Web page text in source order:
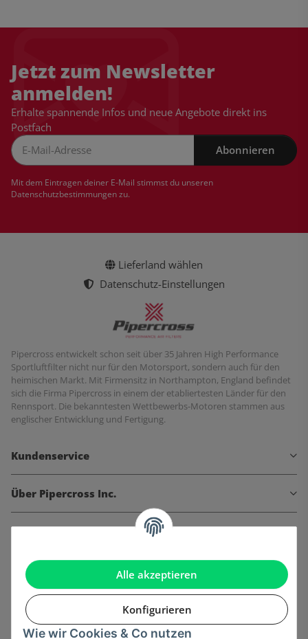
Alle akzeptieren
Konfigurieren
Wie wir Cookies & Co nutzen
Jetzt zum Newsletter
anmelden!
Erhalte spannende Infos und neue Angebote direkt ins
Postfach
Abonnieren
Mit dem Eintragen deiner E-Mail stimmst du unseren
Datenschutzbestimmungenzu.
Lieferland wählen
Datenschutz-Einstellungen
Pipercross entwickelt schon seit über 35 Jahren High Performance
Sportluftfilter nicht nur für den Motorsport, sondern auch für den
heimischen Markt. Mit Firmensitz in Northampton, England befindet
sich die Firma Pipercross in einem der etabliertesten Länder für den
Rennsport. Die bekanntesten Wettbewerbs-Motoren stammen aus
englischer Entwicklung und Fertigung.
Kundenservice
Über Pipercross Inc.
Informationen
Gesetzliche Informationen